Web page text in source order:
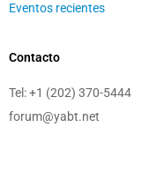
Eventos recientes
Contacto
Tel:+1 (202) 370-5444
forum@yabt.net